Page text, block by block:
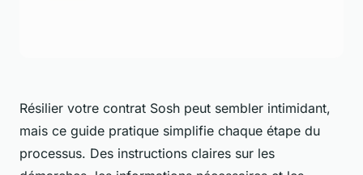
Résilier votre contrat Sosh peut sembler intimidant,
mais ce guide pratique simplifie chaque étape du
processus. Des instructions claires sur les